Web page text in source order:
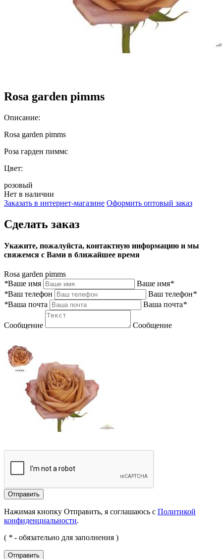
Rosa garden pimms
Описание:
Rosa garden pimms
Роза гарден пиммс
Цвет:
розовый
Нет в наличии
Заказать в интернет-магазине Оформить оптовый заказ
Сделать заказ
Укажите, пожалуйста, контактную информацию и мы
свяжемся с Вами в ближайшее время
Rosa garden pimms
*Ваше имя Ваше имя*
*Ваш телефон Ваш телефон*
*Ваша почта Ваша почта*
Сообщение Сообщение
Отправить
Нажимая кнопку Отправить, я соглашаюсь с Политикой
конфиденциальности.
( * - обязательно для заполнения )
Отправить